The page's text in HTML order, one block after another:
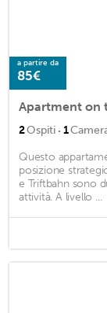
a partire da
85€
Apartment on
2Ospiti · 1
Questo
posizione
e Triftbahn sono
attività. A livello ...